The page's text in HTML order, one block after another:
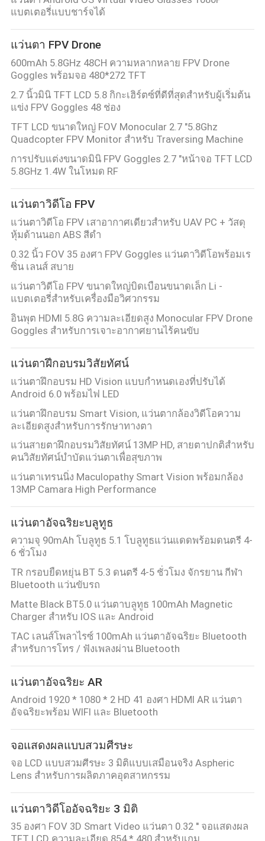
แบตเตอรี่แบบชาร์จได้
แว่นตา FPV Drone
600mAh 5.8GHz 48CH ความหลากหลาย FPV Drone
Goggles พร้อมจอ 480*272 TFT
2.7 นิ้วมินิ TFT LCD 5.8 กิกะเฮิร์ตซ์ที่ดีที่สุดสำหรับผู้เริ่มต้น
แข่ง FPV Goggles 48 ช่อง
TFT LCD ขนาดใหญ่ FOV Monocular 2.7 "5.8Ghz
Quadcopter FPV Monitor สำหรับ Traversing Machine
การปรับแต่งขนาดมินิ FPV Goggles 2.7 "หน้าจอ TFT LCD
5.8GHz 1.4W ในโหมด RF
แว่นตาวิดีโอ FPV
แว่นตาวิดีโอ FPV เสาอากาศเดียวสำหรับ UAV PC + วัสดุ
หุ้มด้านนอก ABS สีดำ
0.32 นิ้ว FOV 35 องศา FPV Goggles แว่นตาวิดีโอพร้อมเร
ซิ่น เลนส์ สบาย
แว่นตาวิดีโอ FPV ขนาดใหญ่บิดเบือนขนาดเล็ก Li -
แบตเตอรี่สำหรับเครื่องมือวิศวกรรม
อินพุต HDMI 5.8G ความละเอียดสูง Monocular FPV Drone
Goggles สำหรับการเจาะอากาศยานไร้คนขับ
แว่นตาฝึกอบรมวิสัยทัศน์
แว่นตาฝึกอบรม HD Vision แบบกำหนดเองที่ปรับได้
Android 6.0 พร้อมไฟ LED
แว่นตาฝึกอบรม Smart Vision, แว่นตากล้องวิดีโอความ
ละเอียดสูงสำหรับการรักษาทางตา
แว่นสายตาฝึกอบรมวิสัยทัศน์ 13MP HD, สายตาปกติสำหรับ
คนวิสัยทัศน์บำบัดแว่นตาเพื่อสุขภาพ
แว่นตาเทรนนิ่ง Maculopathy Smart Vision พร้อมกล้อง
13MP Camara High Performance
แว่นตาอัจฉริยะบลูทูธ
ความจุ 90mAh โบลูทูธ 5.1 โบลูทูธแว่นแดดพร้อมดนตรี 4-
6 ชั่วโมง
TR กรอบยืดหยุ่น BT 5.3 ดนตรี 4-5 ชั่วโมง จักรยาน กีฬา
Bluetooth แว่นขับรถ
Matte Black BT5.0 แว่นตาบลูทูธ 100mAh Magnetic
Charger สำหรับ IOS และ Android
TAC เลนส์โพลาไรซ์ 100mAh แว่นตาอัจฉริยะ Bluetooth
สำหรับการโทร / ฟังเพลงผ่าน Bluetooth
แว่นตาอัจฉริยะ AR
Android 1920 * 1080 * 2 HD 41 องศา HDMI AR แว่นตา
อัจฉริยะพร้อม WIFI และ Bluetooth
จอแสดงผลแบบสวมศีรษะ
จอ LCD แบบสวมศีรษะ 3 มิติแบบเสมือนจริง Aspheric
Lens สำหรับการผลิตภาคอุตสาหกรรม
แว่นตาวิดีโออัจฉริยะ 3 มิติ
35 องศา FOV 3D Smart Video แว่นตา 0.32 '' จอแสดงผล